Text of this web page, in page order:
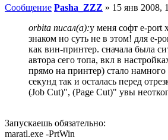
Сообщение Pasha_ZZZ » 15 янв 2008,
orbita писал(а):у меня софт e-port
знаком но суть не в этом! для е-
как вин-принтер. сначала была
автора сего топа, вкл в
прямо на принтер) стало
секунд так и осталась перед
(Job Cut)", (Page Cut)" увы
Запускаешь обязательно:
maratl.exe -PrtWin